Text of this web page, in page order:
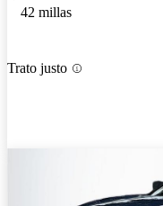
42 millas
Trato justo